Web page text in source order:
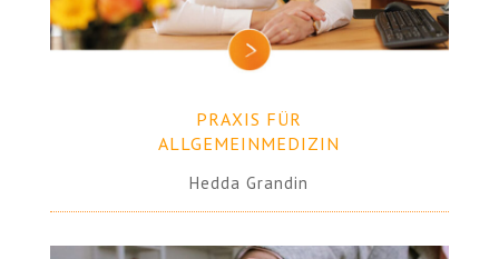
PRAXIS FÜR
ALLGEMEINMEDIZIN
Hedda Grandin